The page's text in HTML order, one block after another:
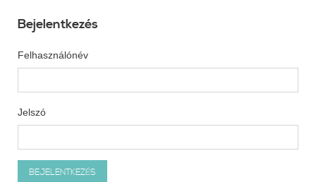
Bejelentkezés
Felhasználónév
Jelszó